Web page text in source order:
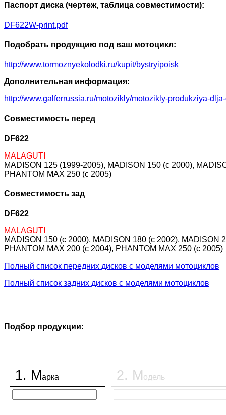
Паспорт диска (чертеж, таблица совместимости):
DF622W-print.pdf
Подобрать продукцию под ваш мотоцикл:
http://www.tormoznyekolodki.ru/kupit/bystryipoisk
Дополнительная информация:
http://www.galferrussia.ru/motozikly/motozikly-produkziya-
Совместимость перед
DF622
MALAGUTI
MADISON 125 (1999-2005), MADISON 150 (c 2000),
PHANTOM MAX 250 (c 2005)
Совместимость зад
DF622
MALAGUTI
MADISON 150 (c 2000), MADISON 180 (c 2002),
PHANTOM MAX 200 (c 2004), PHANTOM MAX 250 (c 2005)
Полный список передних дисков с моделями мотоциклов
Полный список задних дисков с моделями мотоциклов
Подбор продукции:
1. Марка 2. Модель